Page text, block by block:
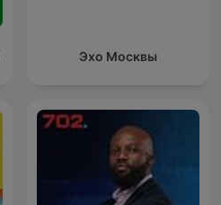
Эхо Москвы